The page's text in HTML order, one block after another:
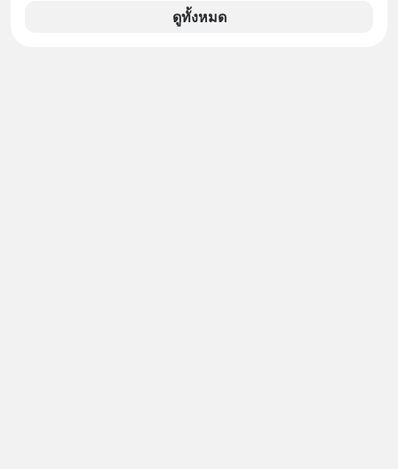
จนหน้าทิ่มแบบไม่ทันตั้งตัว…
ดูทั้งหมด